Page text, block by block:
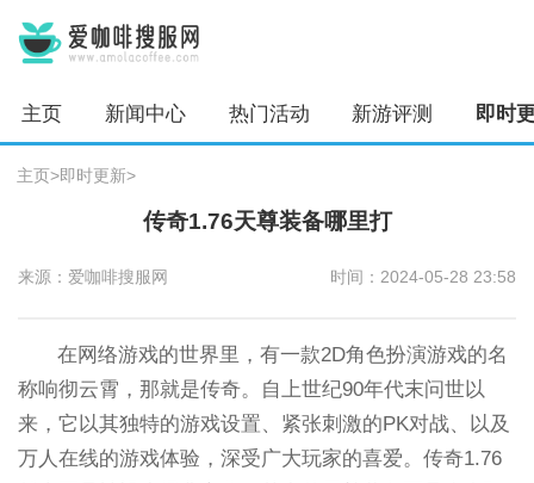
主页 新闻中心 热门活动 新游评测 即时
主页>即时更新>
传奇1.76天尊装备哪里打
来源：爱咖啡搜服网 时间：2024-05-28 23:58
在网络游戏的世界里，有一款2D角色扮演游戏的名
称响彻云霄，那就是传奇。自上世纪90年代末问世以
来，它以其独特的游戏设置、紧张刺激的PK对战、以及
万人在线的游戏体验，深受广大玩家的喜爱。传奇1.76